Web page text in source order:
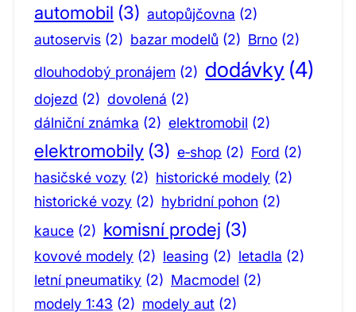
automobil (3) autopůjčovna (2)
autoservis (2) bazar modelů (2) Brno (2)
dlouhodobý pronájem (2) dodávky (4)
dojezd (2) dovolená (2)
dálniční známka (2) elektromobil (2)
elektromobily (3) e‑shop (2) Ford (2)
hasičské vozy (2) historické modely (2)
historické vozy (2) hybridní pohon (2)
kauce (2) komisní prodej (3)
kovové modely (2) leasing (2) letadla (2)
letní pneumatiky (2) Macmodel (2)
modely 1:43 (2) modely aut (2)